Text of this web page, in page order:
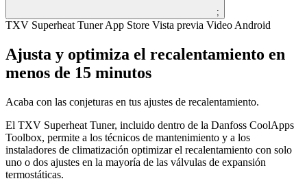
;
TXV Superheat Tuner App Store Vista previa Video Android
Ajusta y optimiza el recalentamiento en
menos de 15 minutos
Acaba con las conjeturas en tus ajustes de recalentamiento.
El TXV Superheat Tuner, incluido dentro de la Danfoss CoolApps
Toolbox, permite a los técnicos de mantenimiento y a los
instaladores de climatización optimizar el recalentamiento con solo
uno o dos ajustes en la mayoría de las válvulas de expansión
termostáticas.